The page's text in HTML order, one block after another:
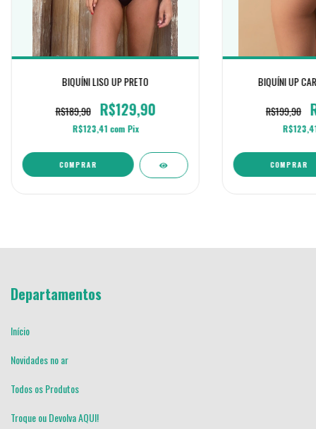
BIQUÍNI LISO UP PRETO
R$189,90
R$129,90
R$123,41 com Pix
COMPRAR
BIQUÍNI UP
R$199,90
COMPRAR
Departamentos
Início
Novidades no ar
Todos os Produtos
Troque ou Devolva AQUI!